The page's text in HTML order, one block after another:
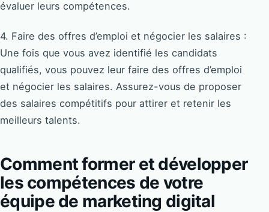
évaluer leurs compétences.
4. Faire des offres d’emploi et négocier les salaires :
Une fois que vous avez identifié les candidats
qualifiés, vous pouvez leur faire des offres d’emploi
et négocier les salaires. Assurez-vous de proposer
des salaires compétitifs pour attirer et retenir les
meilleurs talents.
Comment former et développer
les compétences de votre
équipe de marketing digital